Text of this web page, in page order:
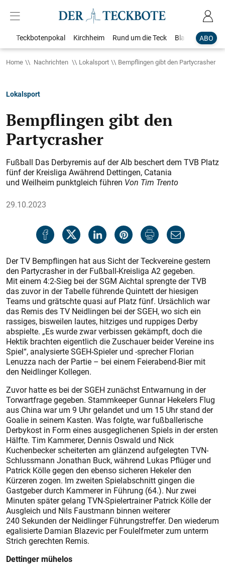
ABO
Teckbotenpokal Kirchheim Rund um die Teck Blaulicht
Home Nachrichten Lokalsport Bempflingen gibt den Partycrasher
Lokalsport
Bempflingen gibt den
Partycrasher
Fußball Das Derbyremis auf der Alb beschert dem TVB Platz
fünf der Kreisliga Awährend Dettingen, Catania
und Weilheim punktgleich führen Von Tim Trento
29.10.2023
Der TV Bempflingen hat aus Sicht der Teckvereine gestern
den Partycrasher in der Fußball-Kreisliga A2 gegeben.
Mit einem 4:2-Sieg bei der SGM Aichtal sprengte der TVB
das zuvor in der Tabelle führende Quintett der hiesigen
Teams und grätschte quasi auf Platz fünf. Ursächlich war
das Remis des TV Neidlingen bei der SGEH, wo sich ein
rassiges, bisweilen lautes, hitziges und ruppiges Derby
abspielte. „Es wurde zwar verbissen gekämpft, doch die
Hektik brachten eigentlich die Zuschauer beider Vereine ins
Spiel“, analysierte SGEH-Spieler und -sprecher Florian
Lenuzza nach der Partie – bei einem Feierabend-Bier mit
den Neidlinger Kollegen.
Zuvor hatte es bei der SGEH zunächst Entwarnung in der
Torwartfrage gegeben. Stammkeeper Gunnar Hekelers Flug
aus China war um 9 Uhr gelandet und um 15 Uhr stand der
Goalie in seinem Kasten. Was folgte, war fußballerische
Derbykost in Form eines ausgeglichenen Spiels in der ersten
Hälfte. Tim Kammerer, Dennis Oswald und Nick
Kuchenbecker scheiterten am glänzend aufgelegten TVN-
Schlussmann Jonathan Buck, während Lukas Pflüger und
Patrick Kölle gegen den ebenso sicheren Hekeler den
Kürzeren zogen. Im zweiten Spielabschnitt gingen die
Gastgeber durch Kammerer in Führung (64.). Nur zwei
Minuten später gelang TVN-Spielertrainer Patrick Kölle der
Ausgleich und Nils Faustmann binnen weiterer
240 Sekunden der Neidlinger Führungstreffer. Den wiederum
egalisierte Damian Blazevic per Foulelfmeter zum unterm
Strich gerechten Remis.
Dettinger mühelos